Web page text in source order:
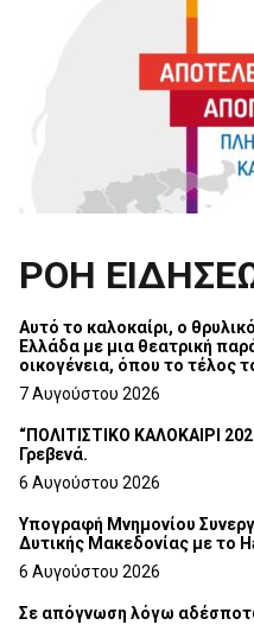
ΡΟΗ
Αυτό το καλοκαίρι, ο
Ελλάδα με μια θεατρική
οικογένεια, όπου το
7 Αυγούστου 2026
“ΠΟΛΙΤΙΣΤΙΚΟ ΚΑΛΟΚΑΙΡΙ
Γρεβενά.
6 Αυγούστου 2026
Υπογραφή Μνημονίου
Δυτικής Μακεδονίας με το
6 Αυγούστου 2026
Σε απόγνωση λόγω